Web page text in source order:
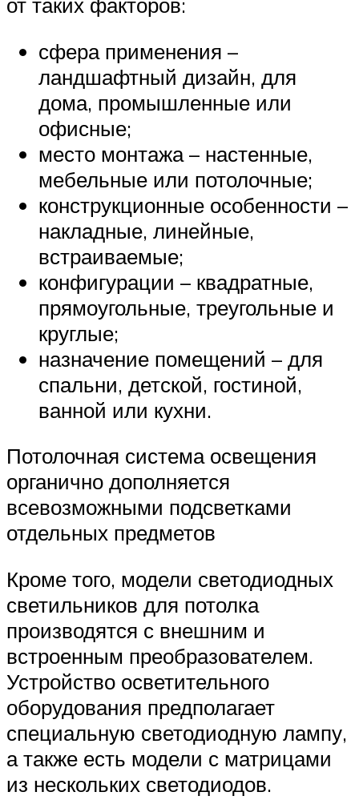
сфера применения –
ландшафтный дизайн, для
дома, промышленные или
офисные;
место монтажа – настенные,
мебельные или потолочные;
конструкционные особенности –
накладные, линейные,
встраиваемые;
конфигурации – квадратные,
прямоугольные, треугольные и
круглые;
назначение помещений – для
спальни, детской, гостиной,
ванной или кухни.
Потолочная система освещения
органично дополняется
всевозможными подсветками
отдельных предметов
Кроме того, модели светодиодных
светильников для потолка
производятся с внешним и
встроенным преобразователем.
Устройство осветительного
оборудования предполагает
специальную светодиодную лампу,
а также есть модели с матрицами
из нескольких светодиодов.